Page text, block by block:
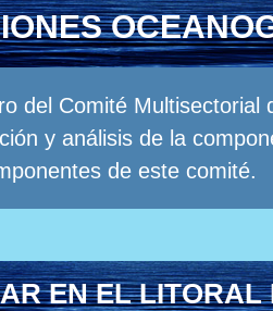
del Comité Multisectorial
y análisis de la
de este comité.
EN EL LITORAL